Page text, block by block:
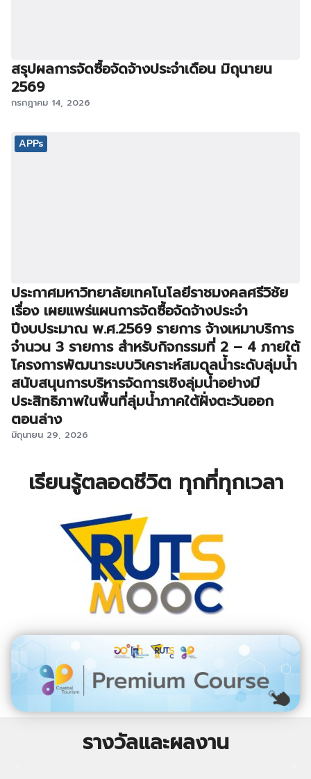
สรุปผลการจัดซื้อจัดจ้างประจำเดือน มิถุนายน
2569
กรกฎาคม 14, 2026
APPs
ประกาศมหาวิทยาลัยเทคโนโลยีราชมงคลศรีวิชัย
เรื่อง เผยแพร่แผนการจัดซื้อจัดจ้างประจำ
ปีงบประมาณ พ.ศ.2569 รายการ จ้างเหมาบริการ
จำนวน 3 รายการ สำหรับกิจกรรมที่ 2 – 4 ภายใต้
โครงการพัฒนาระบบวิเคราะห์สมดุลน้ำระดับลุ่มน้ำ
สนับสนุนการบริหารจัดการเชิงลุ่มน้ำอย่างมี
ประสิทธิภาพในพื้นที่ลุ่มน้ำภาคใต้ฝั่งตะวันออก
ตอนล่าง
มิถุนายน 29, 2026
เรียนรู้ตลอดชีวิต ทุกที่ทุกเวลา
รางวัลและผลงาน